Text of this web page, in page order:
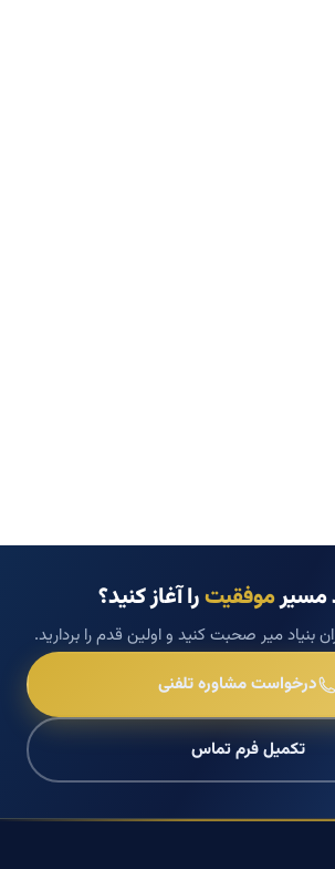
مسیرموفقیترا آغاز کنید؟
بنیاد میر صحبت کنید و اولین قدم را بردارید.
درخواست مشاوره تلفنی
تکمیل فرم تماس